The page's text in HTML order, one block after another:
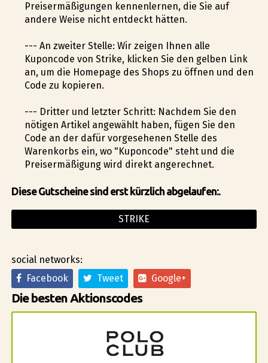
Preisermäßigungen kennenlernen, die Sie auf
andere Weise nicht entdeckt hätten.
--- An zweiter Stelle: Wir zeigen Ihnen alle
Kuponcode von Strike, klicken Sie den gelben Link
an, um die Homepage des Shops zu öffnen und den
Code zu kopieren.
--- Dritter und letzter Schritt: Nachdem Sie den
nötigen Artikel angewählt haben, fügen Sie den
Code an der dafür vorgesehenen Stelle des
Warenkorbs ein, wo "Kuponcode" steht und die
Preisermäßigung wird direkt angerechnet.
Diese Gutscheine sind erst kürzlich abgelaufen:.
STRIKE
social networks:
Facebook
Tweet Google+
Die besten Aktionscodes